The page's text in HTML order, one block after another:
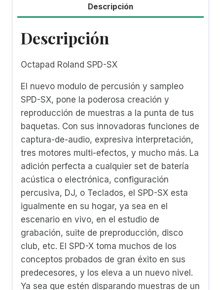
Descripción
Descripción
Octapad Roland SPD-SX
El nuevo modulo de percusión y sampleo
SPD-SX, pone la poderosa creación y
reproducción de muestras a la punta de tus
baquetas. Con sus innovadoras funciones de
captura-de-audio, expresiva interpretación,
tres motores multi-efectos, y mucho más. La
adición perfecta a cualquier set de batería
acústica o electrónica, configuración
percusiva, DJ, o Teclados, el SPD-SX esta
igualmente en su hogar, ya sea en el
escenario en vivo, en el estudio de
grabación, suite de preproducción, disco
club, etc. El SPD-X toma muchos de los
conceptos probados de gran éxito en sus
predecesores, y los eleva a un nuevo nivel.
Ya sea que estén disparando muestras de un